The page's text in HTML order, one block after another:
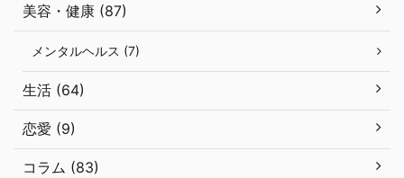
美容・健康 (87)
メンタルヘルス (7)
生活 (64)
恋愛 (9)
コラム (83)